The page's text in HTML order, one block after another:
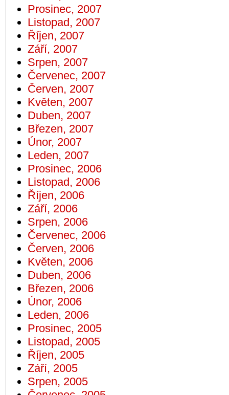
Prosinec, 2007
Listopad, 2007
Říjen, 2007
Září, 2007
Srpen, 2007
Červenec, 2007
Červen, 2007
Květen, 2007
Duben, 2007
Březen, 2007
Únor, 2007
Leden, 2007
Prosinec, 2006
Listopad, 2006
Říjen, 2006
Září, 2006
Srpen, 2006
Červenec, 2006
Červen, 2006
Květen, 2006
Duben, 2006
Březen, 2006
Únor, 2006
Leden, 2006
Prosinec, 2005
Listopad, 2005
Říjen, 2005
Září, 2005
Srpen, 2005